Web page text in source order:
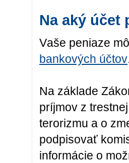
Na aký účet
Vaše peniaze
bankových účtov
Na základe
príjmov z
terorizmu a o
podpisovať
informácie o